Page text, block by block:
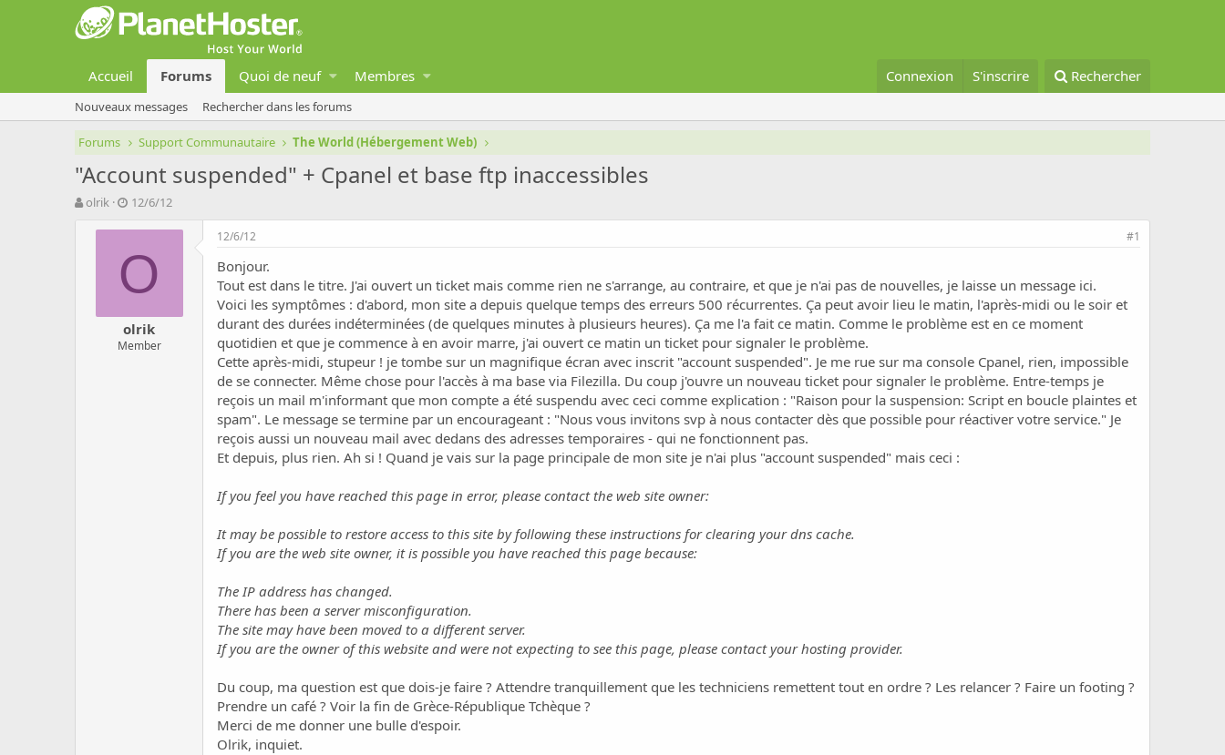
Accueil Forums Quoi de neuf Membres Connexion S'inscrire Rechercher
Nouveaux messages Rechercher dans les forums
Forums Support Communautaire The World (Hébergement Web)
"Account suspended" + Cpanel et base ftp inaccessibles
A
olrik
D
t
d
e
é
b
u
12/6/12
O
olrik
Member
12/6/12 #1
Bonjour.
Tout est dans le titre. J'ai ouvert un ticket mais comme rien ne s'arrange, au contraire, et que je n'ai pas de nouvelles, je laisse un message ici.
Voici les symptômes : d'abord, mon site a depuis quelque temps des erreurs 500 récurrentes. Ça peut avoir lieu le matin, l'après-midi ou le soir et
durant des durées indéterminées (de quelques minutes à plusieurs heures). Ça me l'a fait ce matin. Comme le problème est en ce moment
quotidien et que je commence à en avoir marre, j'ai ouvert ce matin un ticket pour signaler le problème.
Cette après-midi, stupeur ! je tombe sur un magnifique écran avec inscrit "account suspended". Je me rue sur ma console Cpanel, rien, impossible
de se connecter. Même chose pour l'accès à ma base via Filezilla. Du coup j'ouvre un nouveau ticket pour signaler le problème. Entre-temps je
reçois un mail m'informant que mon compte a été suspendu avec ceci comme explication : "Raison pour la suspension: Script en boucle plaintes et
spam". Le message se termine par un encourageant : "Nous vous invitons svp à nous contacter dès que possible pour réactiver votre service." Je
reçois aussi un nouveau mail avec dedans des adresses temporaires - qui ne fonctionnent pas.
Et depuis, plus rien. Ah si ! Quand je vais sur la page principale de mon site je n'ai plus "account suspended" mais ceci :
If you feel you have reached this page in error, please contact the web site owner:
It may be possible to restore access to this site by following these instructions for clearing your dns cache.
If you are the web site owner, it is possible you have reached this page because:
The IP address has changed.
There has been a server misconfiguration.
The site may have been moved to a different server.
If you are the owner of this website and were not expecting to see this page, please contact your hosting provider.
Du coup, ma question est que dois-je faire ? Attendre tranquillement que les techniciens remettent tout en ordre ? Les relancer ? Faire un footing ?
Prendre un café ? Voir la fin de Grèce-République Tchèque ?
Merci de me donner une bulle d'espoir.
Olrik, inquiet.